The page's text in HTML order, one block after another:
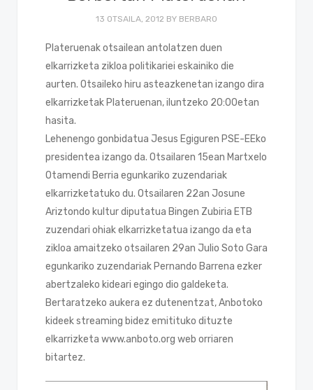
13 OTSAILA, 2012 BY BERBARO
Plateruenak otsailean antolatzen duen
elkarrizketa zikloa politikariei eskainiko die
aurten. Otsaileko hiru asteazkenetan izango dira
elkarrizketak Plateruenan, iluntzeko 20:00etan
hasita.
Lehenengo gonbidatua Jesus Egiguren PSE-EEko
presidentea izango da. Otsailaren 15ean Martxelo
Otamendi Berria egunkariko zuzendariak
elkarrizketatuko du. Otsailaren 22an Josune
Ariztondo kultur diputatua Bingen Zubiria ETB
zuzendari ohiak elkarrizketatua izango da eta
zikloa amaitzeko otsailaren 29an Julio Soto Gara
egunkariko zuzendariak Pernando Barrena ezker
abertzaleko kideari egingo dio galdeketa.
Bertaratzeko aukera ez dutenentzat, Anbotoko
kideek streaming bidez emitituko dituzte
elkarrizketa www.anboto.org web orriaren
bitartez.